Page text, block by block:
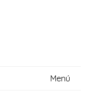
Menú